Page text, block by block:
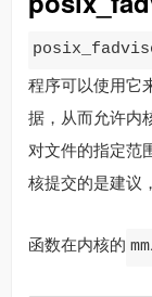
程序可以使用它
据，从而允许内
对文件的指定范
核提交的是建议
函数在内核的